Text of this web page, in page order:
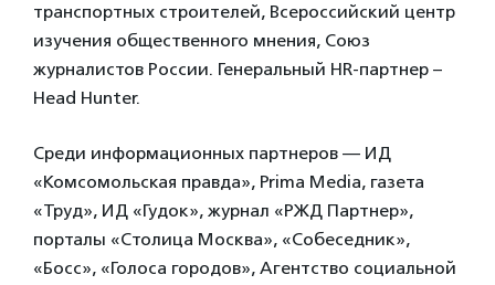
транспортных строителей, Всероссийский центр
изучения общественного мнения, Союз
журналистов России. Генеральный HR-партнер –
Head Hunter.
Среди информационных партнеров — ИД
«Комсомольская правда», Prima Media, газета
«Труд», ИД «Гудок», журнал «РЖД Партнер»,
порталы «Столица Москва», «Собеседник»,
«Босс», «Голоса городов», Агентство социальной